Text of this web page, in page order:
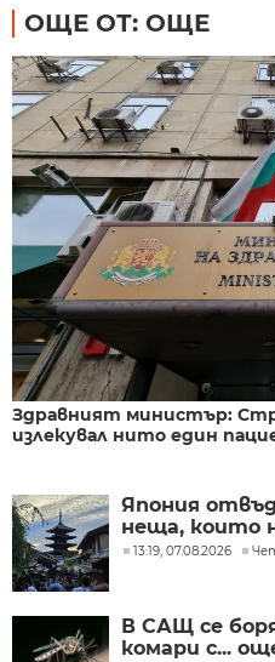
ОЩЕ ОТ: ОЩЕ
Здравният министър:
излекувал нито един
Япония
неща, които
13:19, 07.08.2026
В САЩ се
комари с...